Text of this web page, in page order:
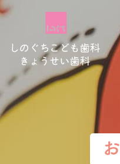
お